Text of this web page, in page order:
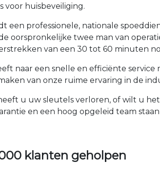
voor huisbeveiliging.
een professionele, nationale
oorspronkelijke twee man van
van een 30 tot 60 minuten
naar een snelle en efficiënte
van onze ruime ervaring in de
u uw sleutels verloren, of wilt u
en een hoog opgeleid team
klanten geholpen